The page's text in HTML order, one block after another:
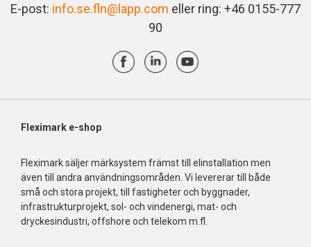
E-post: info.se.fln@lapp.com eller ring: +46 0155-777
90
Fleximark e-shop
Fleximark säljer märksystem främst till elinstallation men
även till andra användningsområden. Vi levererar till både
små och stora projekt, till fastigheter och byggnader,
infrastrukturprojekt, sol- och vindenergi, mat- och
dryckesindustri, offshore och telekom m.fl.